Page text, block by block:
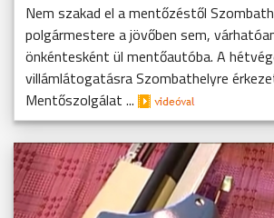
Nem szakad el a mentőzéstől
polgármestere a jövőben sem,
önkéntesként ül mentőautóba. A
villámlátogatásra Szombathelyre
Mentőszolgálat ...